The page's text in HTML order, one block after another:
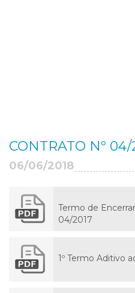
CONTRATO Nº 04/
06/06/2018
Termo de
04/2017
1º Termo Aditivo